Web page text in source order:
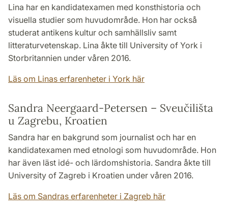
Lina har en kandidatexamen med konsthistoria och
visuella studier som huvudområde. Hon har också
studerat antikens kultur och samhällsliv samt
litteraturvetenskap. Lina åkte till University of York i
Storbritannien under våren 2016.
Läs om Linas erfarenheter i York här
Sandra Neergaard-Petersen – Sveučilišta
u Zagrebu, Kroatien
Sandra har en bakgrund som journalist och har en
kandidatexamen med etnologi som huvudområde. Hon
har även läst idé- och lärdomshistoria. Sandra åkte till
University of Zagreb i Kroatien under våren 2016.
Läs om Sandras erfarenheter i Zagreb här